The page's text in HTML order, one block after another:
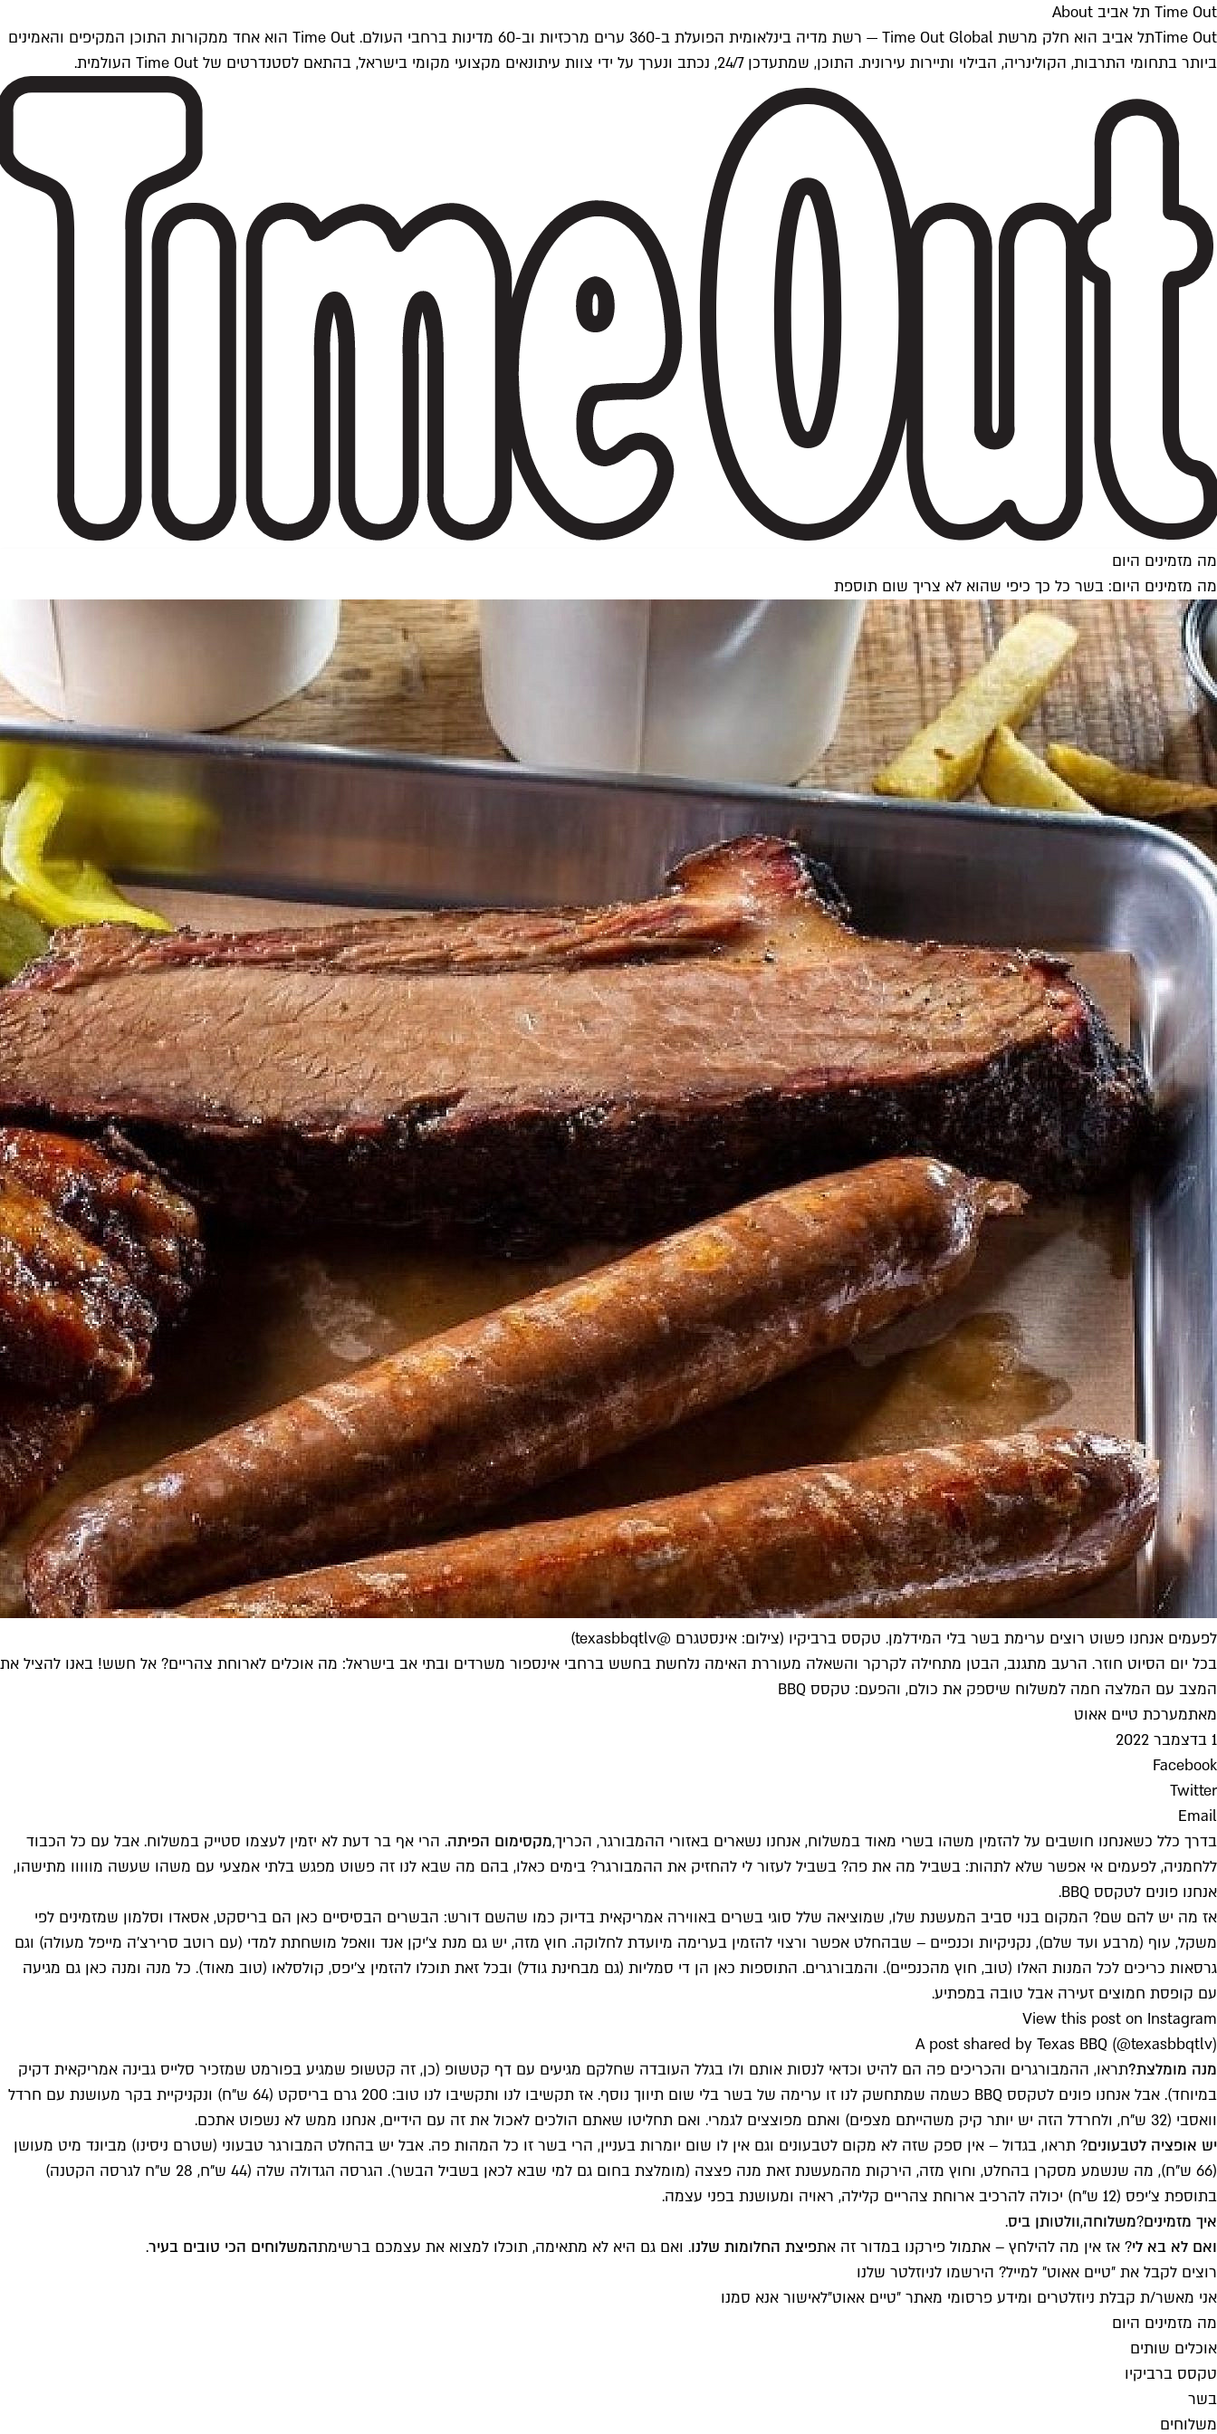
Time Out תל אביב About
Time Outתל אביב הוא חלק מרשת Time Out Global — רשת מדיה בינלאומית הפועלת ב-360 ערים מרכזיות וב-60 מדינות ברחבי העולם. Time Out הוא אחד ממקורות התוכן המקיפים והאמינים
ביותר בתחומי התרבות, הקולינריה, הבילוי ותיירות עירונית. התוכן, שמתעדכן 24/7, נכתב ונערך על ידי צוות עיתונאים מקצועי מקומי בישראל, בהתאם לסטנדרטים של Time Out העולמית.
מה מזמינים היום
מה מזמינים היום: בשר כל כך כיפי שהוא לא צריך שום תוספת
לפעמים אנחנו פשוט רוצים ערימת בשר בלי המידלמן. טקסס ברביקיו (צילום: אינסטגרם @texasbbqtlv)
בכל יום הסיוט חוזר. הרעב מתגנב, הבטן מתחילה לקרקר והשאלה מעוררת האימה נלחשת בחשש ברחבי אינספור משרדים ובתי אב בישראל: מה אוכלים לארוחת צהריים? אל חשש! באנו להציל את
המצב עם המלצה חמה למשלוח שיספק את כולם, והפעם: טקסס BBQ
מאתמערכת טיים אאוט
1 בדצמבר 2022
Facebook
Twitter
Email
בדרך כלל כשאנחנו חושבים על להזמין משהו בשרי מאוד במשלוח, אנחנו נשארים באזורי ההמבורגר, הכריך,מקסימום הפיתה. הרי אף בר דעת לא יזמין לעצמו סטייק במשלוח. אבל עם כל הכבוד
ללחמניה, לפעמים אי אפשר שלא לתהות: בשביל מה את פה? בשביל לעזור לי להחזיק את ההמבורגר? בימים כאלו, בהם מה שבא לנו זה פשוט מפגש בלתי אמצעי עם משהו שעשה מווווו מתישהו,
אנחנו פונים לטקסס BBQ.
אז מה יש להם שם? המקום בנוי סביב המעשנת שלו, שמוציאה שלל סוגי בשרים באווירה אמריקאית בדיוק כמו שהשם דורש: הבשרים הבסיסיים כאן הם בריסקט, אסאדו וסלמון שמזמינים לפי
משקל, עוף (מרבע ועד שלם), נקניקיות וכנפיים – שבהחלט אפשר ורצוי להזמין בערימה מיועדת לחלוקה. חוץ מזה, יש גם מנת צ'יקן אנד וואפל מושחתת למדי (עם רוטב סרירצ'ה מייפל מעולה) וגם
גרסאות כריכים לכל המנות האלו (טוב, חוץ מהכנפיים). והמבורגרים. התוספות כאן הן די סמליות (גם מבחינת גודל) ובכל זאת תוכלו להזמין צ'יפס, קולסלאו (טוב מאוד). כל מנה ומנה כאן גם מגיעה
עם קופסת חמוצים זעירה אבל טובה במפתיע.
View this post on Instagram
A post shared by Texas BBQ (@texasbbqtlv)
מנה מומלצת?תראו, ההמבורגרים והכריכים פה הם להיט וכדאי לנסות אותם ולו בגלל העובדה שחלקם מגיעים עם דף קטשופ (כן, זה קטשופ שמגיע בפורמט שמזכיר סלייס גבינה אמריקאית דקיק
במיוחד). אבל אנחנו פונים לטקסס BBQ כשמה שמתחשק לנו זו ערימה של בשר בלי שום תיווך נוסף. אז תקשיבו לנו ותקשיבו לנו טוב: 200 גרם בריסקט (64 ש"ח) ונקניקיית בקר מעושנת עם חרדל
וואסבי (32 ש"ח, ולחרדל הזה יש יותר קיק משהייתם מצפים) ואתם מפוצצים לגמרי. ואם תחליטו שאתם הולכים לאכול את זה עם הידיים, אנחנו ממש לא נשפוט אתכם.
יש אופציה לטבעונים? תראו, בגדול – אין ספק שזה לא מקום לטבעונים וגם אין לו שום יומרות בעניין, הרי בשר זו כל המהות פה. אבל יש בהחלט המבורגר טבעוני (שטרם ניסינו) מביונד מיט מעושן
(66 ש"ח), מה שנשמע מסקרן בהחלט, וחוץ מזה, הירקות מהמעשנת זאת מנה פצצה (מומלצת בחום גם למי שבא לכאן בשביל הבשר). הגרסה הגדולה שלה (44 ש"ח, 28 ש"ח לגרסה הקטנה)
בתוספת צ'יפס (12 ש"ח) יכולה להרכיב ארוחת צהריים קלילה, ראויה ומעושנת בפני עצמה.
איך מזמינים?משלוחה,וולטותן ביס.
ואם לא בא לי? אז אין מה להילחץ – אתמול פירקנו במדור זה אתפיצת החלומות שלנו. ואם גם היא לא מתאימה, תוכלו למצוא את עצמכם ברשימתהמשלוחים הכי טובים בעיר.
רוצים לקבל את ״טיים אאוט״ למייל? הירשמו לניוזלטר שלנו
אני מאשר/ת קבלת ניוזלטרים ומידע פרסומי מאתר ״טיים אאוט״לאישור אנא סמנו
מה מזמינים היום
אוכלים שותים
טקסס ברביקיו
בשר
משלוחים